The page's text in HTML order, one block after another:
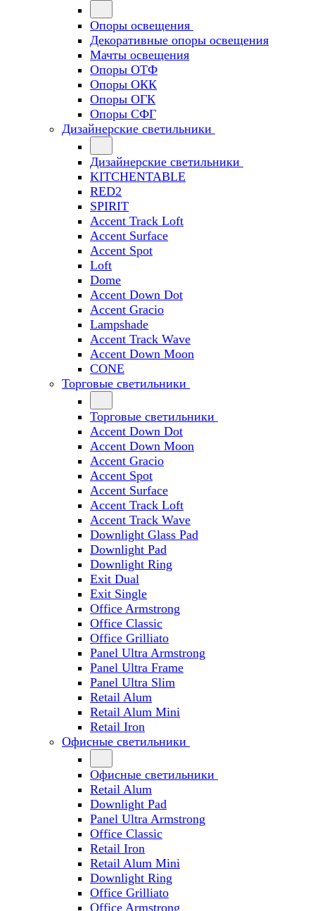
Опоры освещения
Декоративные опоры освещения
Мачты освещения
Опоры ОТФ
Опоры ОКК
Опоры ОГК
Опоры СФГ
Дизайнерские светильники
Дизайнерские светильники
KITCHENTABLE
RED2
SPIRIT
Accent Track Loft
Accent Surface
Accent Spot
Loft
Dome
Accent Down Dot
Accent Gracio
Lampshade
Accent Track Wave
Accent Down Moon
CONE
Торговые светильники
Торговые светильники
Accent Down Dot
Accent Down Moon
Accent Gracio
Accent Spot
Accent Surface
Accent Track Loft
Accent Track Wave
Downlight Glass Pad
Downlight Pad
Downlight Ring
Exit Dual
Exit Single
Office Armstrong
Office Classic
Office Grilliato
Panel Ultra Armstrong
Panel Ultra Frame
Panel Ultra Slim
Retail Alum
Retail Alum Mini
Retail Iron
Офисные светильники
Офисные светильники
Retail Alum
Downlight Pad
Panel Ultra Armstrong
Office Classic
Retail Iron
Retail Alum Mini
Downlight Ring
Office Grilliato
Office Armstrong